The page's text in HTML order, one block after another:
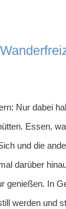
Nur dabei
Essen,
und die
darüber
genießen. In
werden und